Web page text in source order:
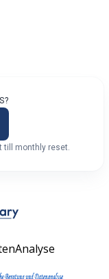
till monthly reset.